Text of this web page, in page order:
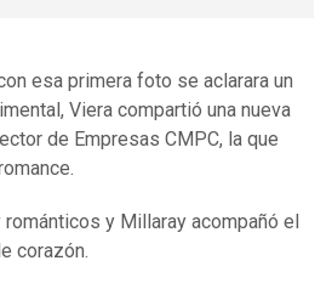
esa primera foto se aclarara un
Viera compartió una nueva
de Empresas CMPC, la que
románticos y Millaray acompañó el
corazón.